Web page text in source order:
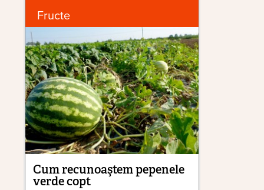
Fructe
Cum recunoaştem pepenele
verde copt